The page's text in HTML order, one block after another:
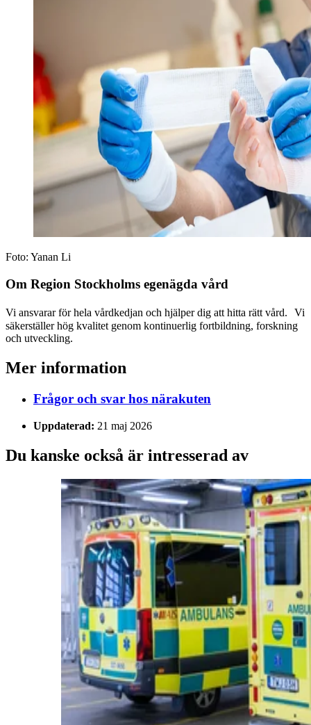
Foto: Yanan Li
Om Region Stockholms egenägda vård
Vi ansvarar för hela vårdkedjan och hjälper dig att hitta rätt vård. Vi
säkerställer hög kvalitet genom kontinuerlig fortbildning, forskning
och utveckling.
Mer information
Frågor och svar hos närakuten
Uppdaterad: 21 maj 2026
Du kanske också är intresserad av